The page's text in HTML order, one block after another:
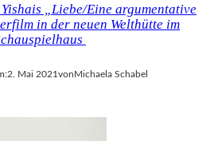
„Liebe/Eine argumentative
in der neuen Welthütte im
2. Mai 2021vonMichaela Schabel